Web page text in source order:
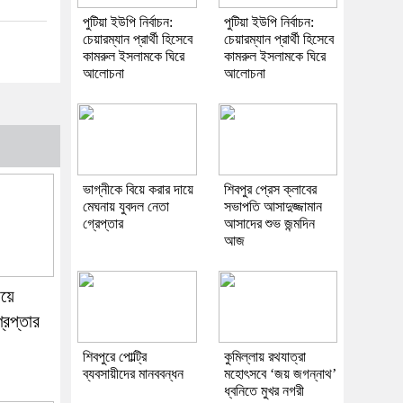
পুটিয়া ইউপি নির্বাচন:
চেয়ারম্যান প্রার্থী হিসেবে
কামরুল ইসলামকে ঘিরে
আলোচনা
পুটিয়া ইউপি নির্বাচন:
চেয়ারম্যান প্রার্থী হিসেবে
কামরুল ইসলামকে ঘিরে
আলোচনা
ভাগ্নীকে বিয়ে করার দায়ে
মেঘনায় যুবদল নেতা
গ্রেপ্তার
শিবপুর প্রেস ক্লাবের
সভাপতি আসাদুজ্জামান
আসাদের শুভ জন্মদিন
আজ
শিবপুরে পোল্ট্রি
ব্যবসায়ীদের মানববন্ধন
কুমিল্লায় রথযাত্রা
মহোৎসবে ‘জয় জগন্নাথ’
ধ্বনিতে মুখর নগরী